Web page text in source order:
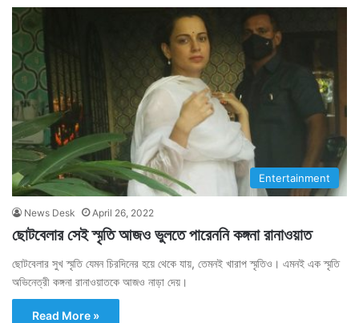
Entertainment
News Desk April 26, 2022
ছোটবেলার সেই স্মৃতি আজও ভুলতে পারেননি কঙ্গনা রানাওয়াত
ছোটবেলার সুখ স্মৃতি যেমন চিরদিনের হয়ে থেকে যায়, তেমনই খারাপ স্মৃতিও। এমনই এক স্মৃতি
অভিনেত্রী কঙ্গনা রানাওয়াতকে আজও নাড়া দেয়।
Read More »